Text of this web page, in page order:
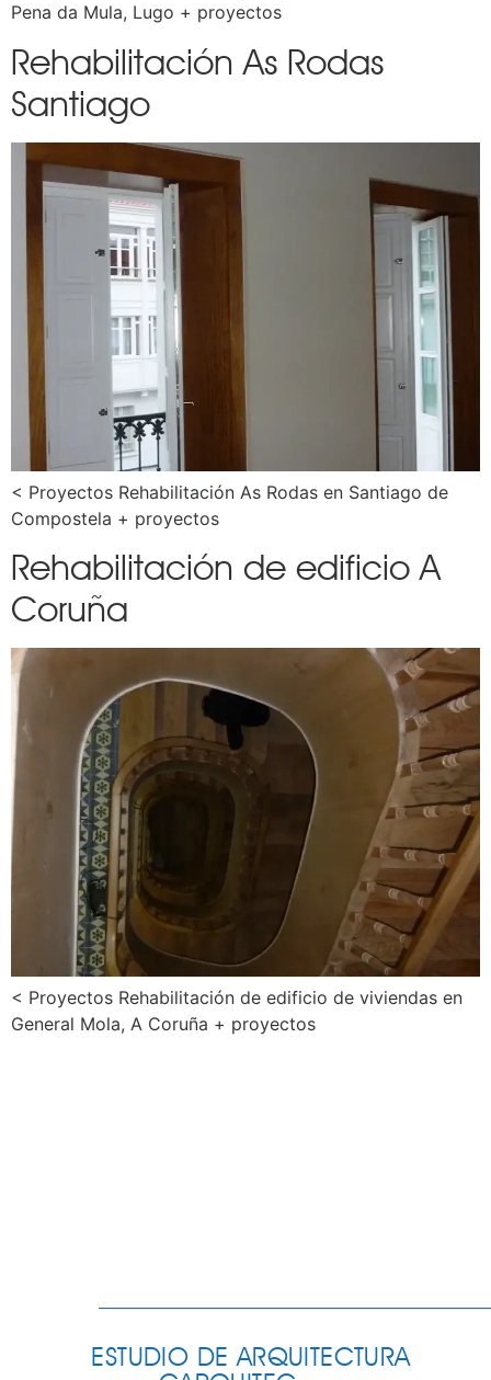
Pena da Mula, Lugo + proyectos
Rehabilitación As Rodas
Santiago
< Proyectos Rehabilitación As Rodas en Santiago de
Compostela + proyectos
Rehabilitación de edificio A
Coruña
< Proyectos Rehabilitación de edificio de viviendas en
General Mola, A Coruña + proyectos
ESTUDIO DE ARQUITECTURA